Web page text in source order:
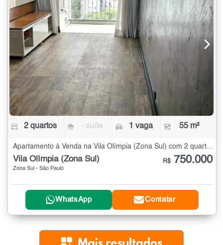
2 quartos - suíte 1 vaga 55 m²
Apartamento à Venda na Vila Olímpia (Zona Sul) com 2 quartos - 55 m²
Vila Olímpia (Zona Sul)
Zona Sul - São Paulo
R$ 750.000
WhatsApp Contatar